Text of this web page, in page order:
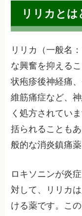
リリカと
リリカ（一般名
な興奮を抑える
状疱疹後神経痛
維筋痛症など、
く処方されてい
括られることも
般的な消炎鎮痛
ロキソニンが炎
対して、リリカ
ける薬です。こ